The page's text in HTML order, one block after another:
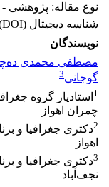
نوع مقاله: پژوهشی -
شناسه دیجیتال (DOI):
نویسندگان
مصطفی محمدی
گوجانی3
1 استادیار گروه
چمران اهواز
2دکتری جغرافیا و
اهواز
3دکتری جغرافیا و
نجف‌آباد